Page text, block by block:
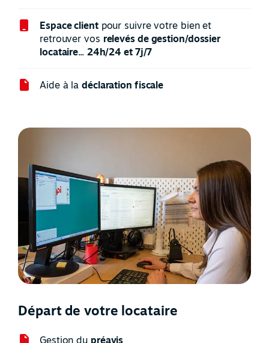
Espace clientpour suivre votre bien et
retrouver vos relevés de gestion/dossier
locataire... 24h/24 et 7j/7
Aide à la déclaration fiscale
Départ de votre locataire
Gestion du préavis